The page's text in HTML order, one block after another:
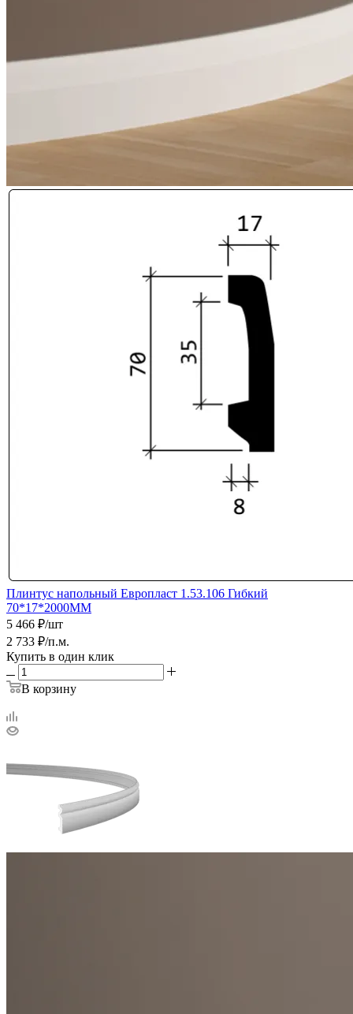
Плинтус напольный Европласт 1.53.106 Гибкий
70*17*2000ММ
5 466 ₽/шт
2 733 ₽/п.м.
Купить в один клик
В корзину